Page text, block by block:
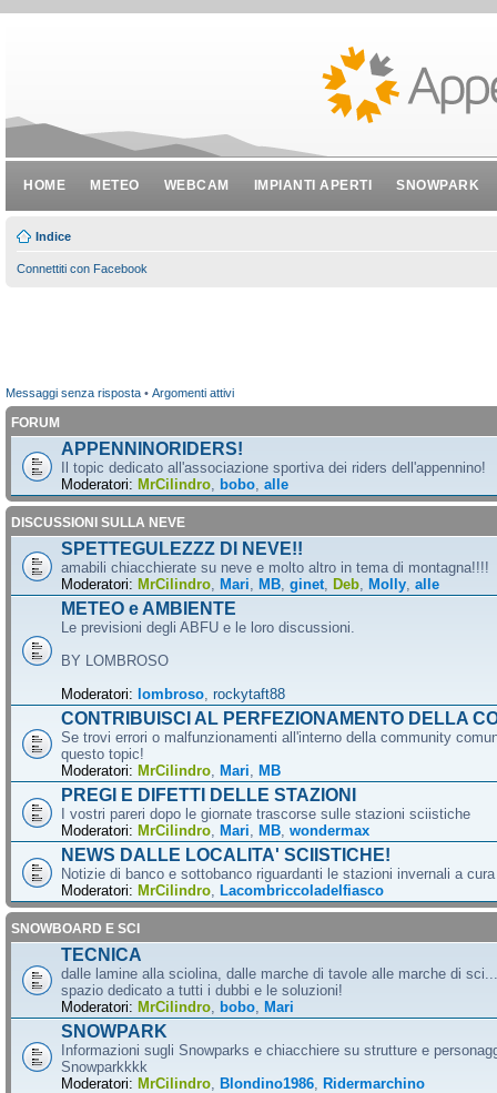
HOME METEO WEBCAM IMPIANTI APERTI SNOWPARK
Indice
Connettiti con Facebook
Messaggi senza risposta • Argomenti attivi
FORUM
APPENNINORIDERS!
Il topic dedicato all'associazione sportiva dei riders dell'appennino!
Moderatori: MrCilindro bobo alle
DISCUSSIONI SULLA NEVE
SPETTEGULEZZZ DI NEVE!!
amabili chiacchierate su neve e molto altro in tema di montagna!!!!
Moderatori: MrCilindro Mari MB ginet Deb Molly alle
METEO e AMBIENTE
Le previsioni degli ABFU e le loro discussioni.
BY LOMBROSO
Moderatori: lombroso rockytaft88
CONTRIBUISCI AL PERFEZIONAMENTO DELLA
Se trovi errori o malfunzionamenti all'interno della community
questo topic!
Moderatori: MrCilindro Mari MB
PREGI E DIFETTI DELLE STAZIONI
I vostri pareri dopo le giornate trascorse sulle stazioni sciistiche
Moderatori: MrCilindro Mari MB wondermax
NEWS DALLE LOCALITA' SCIISTICHE!
Notizie di banco e sottobanco riguardanti le stazioni invernali a
Moderatori: MrCilindro Lacombriccoladelfiasco
SNOWBOARD E SCI
TECNICA
dalle lamine alla sciolina, dalle marche di tavole alle marche di
spazio dedicato a tutti i dubbi e le soluzioni!
Moderatori: MrCilindro bobo Mari
SNOWPARK
Informazioni sugli Snowparks e chiacchiere su strutture e
Snowparkkkk
Moderatori: MrCilindro Blondino1986 Ridermarchino